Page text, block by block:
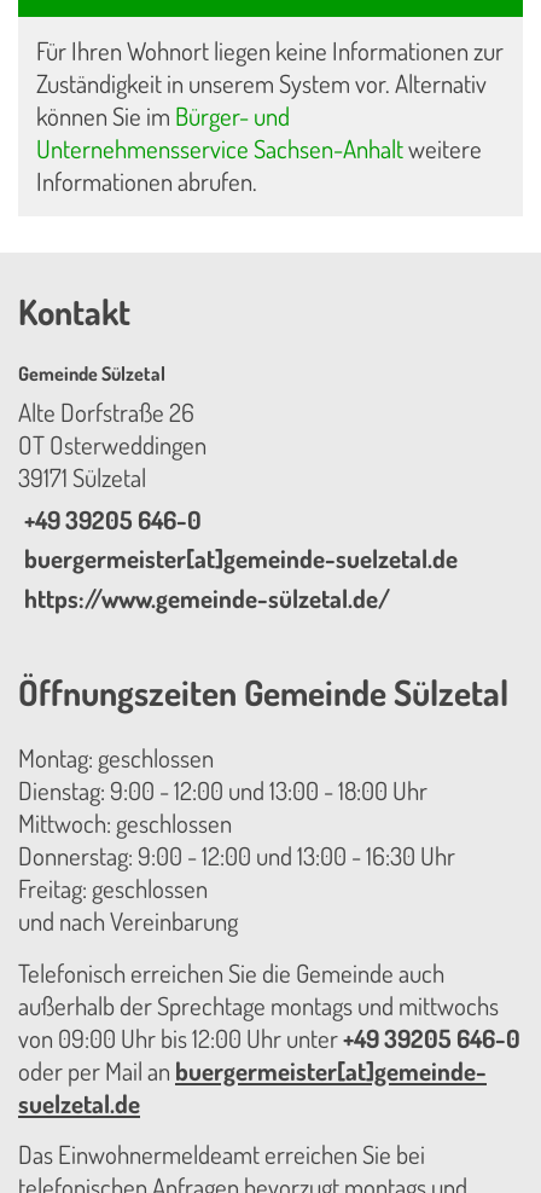
Für Ihren Wohnort liegen keine Informationen zur
Zuständigkeit in unserem System vor. Alternativ
können Sie im Bürger- und
Unternehmensservice Sachsen-Anhaltweitere
Informationen abrufen.
Kontakt
Gemeinde Sülzetal
Alte Dorfstraße 26
OT Osterweddingen
39171 Sülzetal
+49 39205 646-0
buergermeister[at]gemeinde-suelzetal.de
https://www.gemeinde-sülzetal.de/
Öffnungszeiten Gemeinde Sülzetal
Montag: geschlossen
Dienstag: 9:00 - 12:00 und 13:00 - 18:00 Uhr
Mittwoch: geschlossen
Donnerstag: 9:00 - 12:00 und 13:00 - 16:30 Uhr
Freitag: geschlossen
und nach Vereinbarung
Telefonisch erreichen Sie die Gemeinde auch
außerhalb der Sprechtage montags und mittwochs
von 09:00 Uhr bis 12:00 Uhr unter+49 39205 646-0
oder per Mail an buergermeister[at]gemeinde-
suelzetal.de
Das Einwohnermeldeamt erreichen Sie bei